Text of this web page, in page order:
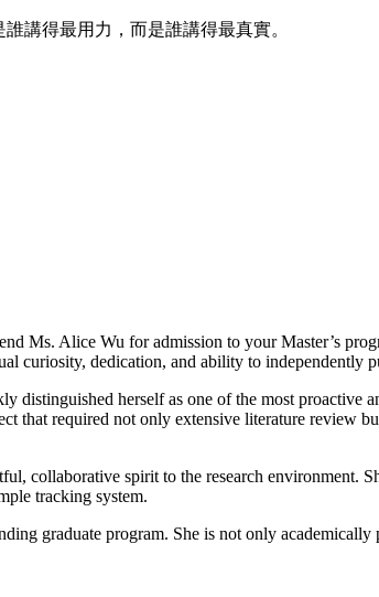
講得最用力，而是誰講得最真實。
Ms. Alice Wu for admission to your Master’s
curiosity, dedication, and ability to independently
distinguished herself as one of the most proactive
that required not only extensive literature review
collaborative spirit to the research environment.
tracking system.
graduate program. She is not only